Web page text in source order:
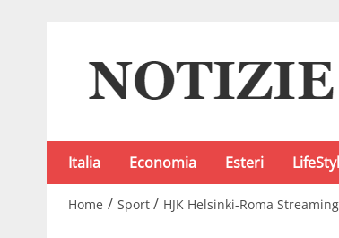
Italia Economia Esteri
Home / Sport / HJK Helsinki-Roma